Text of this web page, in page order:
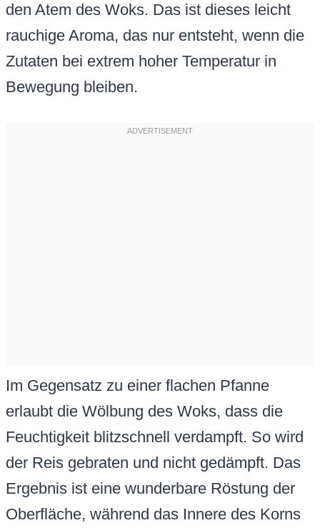
den Atem des Woks. Das ist dieses leicht
rauchige Aroma, das nur entsteht, wenn die
Zutaten bei extrem hoher Temperatur in
Bewegung bleiben.
Im Gegensatz zu einer flachen Pfanne
erlaubt die Wölbung des Woks, dass die
Feuchtigkeit blitzschnell verdampft. So wird
der Reis gebraten und nicht gedämpft. Das
Ergebnis ist eine wunderbare Röstung der
Oberfläche, während das Innere des Korns